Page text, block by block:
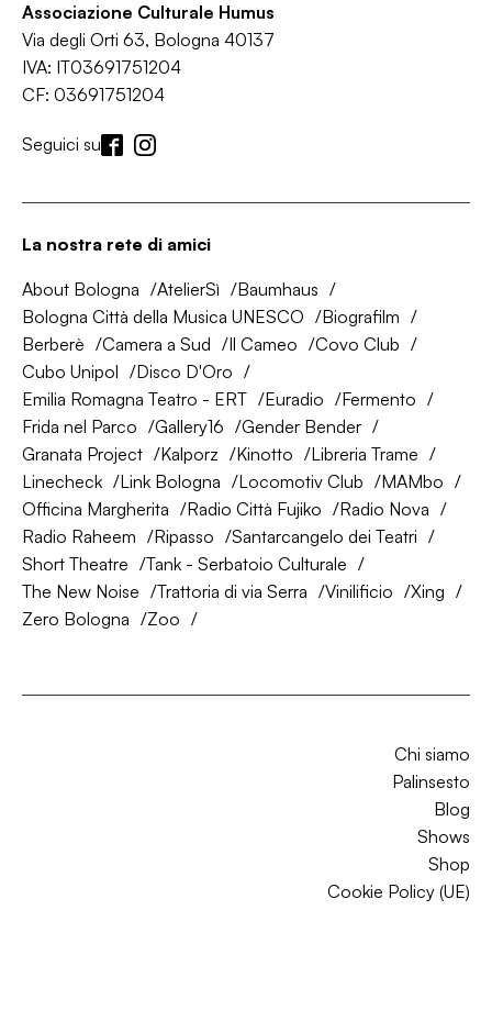
Associazione Culturale Humus
Via degli Orti 63, Bologna 40137
IVA: IT03691751204
CF: 03691751204
Seguici su
La nostra rete di amici
About Bologna AtelierSì
Baumhaus
Bologna Città della Musica UNESCO
Biografilm
Berberè
Camera a Sud Il Cameo
Covo Club
Cubo Unipol
Disco D'Oro
Emilia Romagna Teatro - ERT
Euradio
Fermento
Frida nel Parco
Gallery16
Gender Bender
Granata Project
Kalporz Kinotto
Libreria Trame
Linecheck
Link Bologna Locomotiv Club
MAMbo
Officina Margherita
Radio Città Fujiko
Radio Nova
Radio Raheem
Ripasso
Santarcangelo dei Teatri
Short Theatre
Tank - Serbatoio Culturale
The New Noise
Trattoria di via Serra Vinilificio
Xing
Zero Bologna
Zoo
Chi siamo
Palinsesto
Blog
Shows
Shop
Cookie Policy (UE)